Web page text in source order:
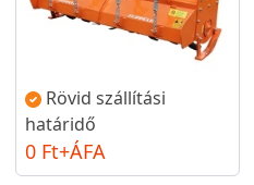
Rövid szállítási
határidő
0 Ft+ÁFA